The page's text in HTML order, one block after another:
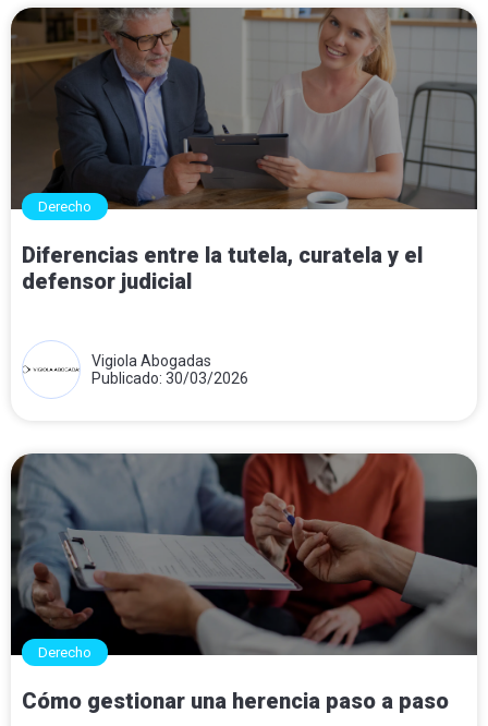
Derecho
Diferencias entre la tutela, curatela y el
defensor judicial
Vigiola Abogadas
Publicado: 30/03/2026
Derecho
Cómo gestionar una herencia paso a paso